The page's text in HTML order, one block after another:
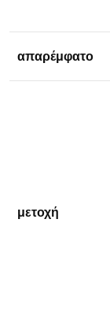
απαρέμφατο
μετοχή